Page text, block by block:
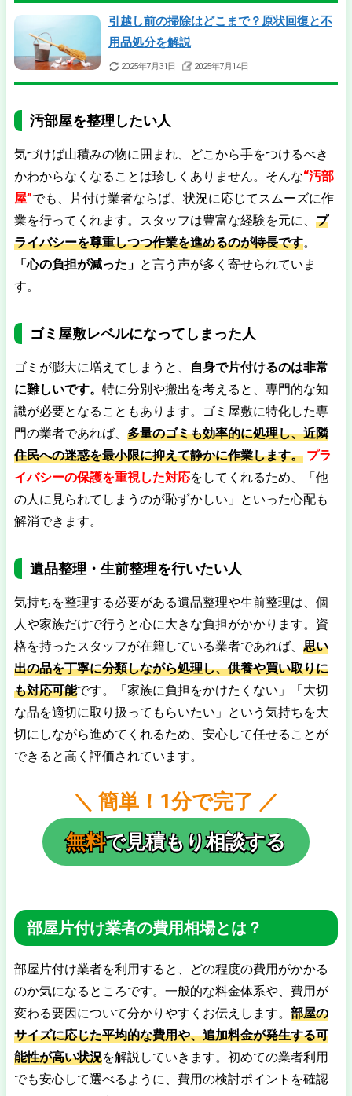
引越し前の掃除はどこまで？原状回復と不
用品処分を解説
2025年7月31日 2025年7月14日
汚部屋を整理したい人
気づけば山積みの物に囲まれ、どこから手をつけるべき
かわからなくなることは珍しくありません。そんな“汚部
屋”でも、片付け業者ならば、状況に応じてスムーズに作
業を行ってくれます。スタッフは豊富な経験を元に、 プ
ライバシーを尊重しつつ作業を進めるのが特長です。
「心の負担が減った」 と言う声が多く寄せられていま
す。
ゴミ屋敷レベルになってしまった人
ゴミが膨大に増えてしまうと、
自身で片付けるのは非常
に難しいです。 特に分別や搬出を考えると、専門的な知
識が必要となることもあります。ゴミ屋敷に特化した専
門の業者であれば、 多量のゴミも効率的に処理し、近隣
住民への迷惑を最小限に抑えて静かに作業します。 プラ
イバシーの保護を重視した対応をしてくれるため、「他
の人に見られてしまうのが恥ずかしい」といった心配も
解消できます。
遺品整理・生前整理を行いたい人
気持ちを整理する必要がある遺品整理や生前整理は、個
人や家族だけで行うと心に大きな負担がかかります。資
格を持ったスタッフが在籍している業者であれば、 思い
出の品を丁寧に分類しながら処理し、供養や買い取りに
も対応可能です。「家族に負担をかけたくない」「大切
な品を適切に取り扱ってもらいたい」という気持ちを大
切にしながら進めてくれるため、安心して任せることが
できると高く評価されています。
＼ 簡単！1分で完了 ／
無料で見積もり相談する
部屋片付け業者の費用相場とは？
部屋片付け業者を利用すると、どの程度の費用がかかる
のか気になるところです。一般的な料金体系や、費用が
変わる要因について分かりやすくお伝えします。 部屋の
サイズに応じた平均的な費用や、追加料金が発生する可
能性が高い状況を解説していきます。初めての業者利用
でも安心して選べるように、費用の検討ポイントを確認